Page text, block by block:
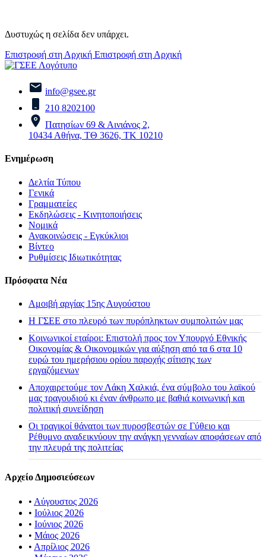
Δυστυχώς η σελίδα δεν υπάρχει.
Επιστροφή στη Αρχική Επιστροφή στη Αρχική
info@gsee.gr
210 8202100
Πατησίων 69 & Αινιάνος 2,
10434 Αθήνα, ΤΘ 3626, ΤΚ 10210
Ενημέρωση
Δελτία Τύπου
Γενικά
Γραμματείες
Εκδηλώσεις - Κινητοποιήσεις
Νομικά
Ανακοινώσεις - Εγκύκλιοι
Βίντεο
Ρυθμίσεις Ιδιωτικότητας
Πρόσφατα Νέα
Αμοιβή αργίας 15ης Αυγούστου
H ΓΣΕΕ στο πλευρό των πυρόπληκτων συμπολιτών μας
Κοινωνικοί εταίροι: Επιστολή προς τον Υπουργό Εθνικής
Οικονομίας & Οικονομικών για αύξηση από τα 6 στα 10
ευρώ του ημερήσιου ορίου παροχής σίτισης των
εργαζόμενων
Αποχαιρετούμε τον Λάκη Χαλκιά, ένα σύμβολο του λαϊκού
μας τραγουδιού κι έναν άνθρωπο με βαθιά κοινωνική και
πολιτική συνείδηση
Οι τραγικοί θάνατοι των πυροσβεστών σε Γύθειο και
Ρέθυμνο αναδεικνύουν την ανάγκη γενναίων αποφάσεων από
την πλευρά της πολιτείας
Αρχείο Δημοσιεύσεων
• Αύγουστος 2026
• Ιούλιος 2026
• Ιούνιος 2026
• Μάιος 2026
• Απρίλιος 2026